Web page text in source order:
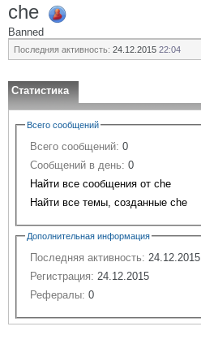
che
Banned
Последняя активность: 24.12.2015 22:04
Статистика
Всего сообщений
Всего сообщений: 0
Сообщений в день: 0
Найти все сообщения от che
Найти все темы, созданные che
Дополнительная информация
Последняя активность: 24.12.2015
Регистрация: 24.12.2015
Рефералы: 0